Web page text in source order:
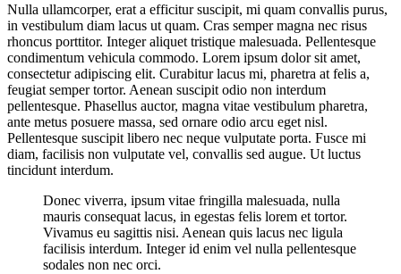
Nulla ullamcorper, erat a efficitur suscipit, mi quam convallis purus,
in vestibulum diam lacus ut quam. Cras semper magna nec risus
rhoncus porttitor. Integer aliquet tristique malesuada. Pellentesque
condimentum vehicula commodo. Lorem ipsum dolor sit amet,
consectetur adipiscing elit. Curabitur lacus mi, pharetra at felis a,
feugiat semper tortor. Aenean suscipit odio non interdum
pellentesque. Phasellus auctor, magna vitae vestibulum pharetra,
ante metus posuere massa, sed ornare odio arcu eget nisl.
Pellentesque suscipit libero nec neque vulputate porta. Fusce mi
diam, facilisis non vulputate vel, convallis sed augue. Ut luctus
tincidunt interdum.
Donec viverra, ipsum vitae fringilla malesuada, nulla
mauris consequat lacus, in egestas felis lorem et tortor.
Vivamus eu sagittis nisi. Aenean quis lacus nec ligula
facilisis interdum. Integer id enim vel nulla pellentesque
sodales non nec orci.